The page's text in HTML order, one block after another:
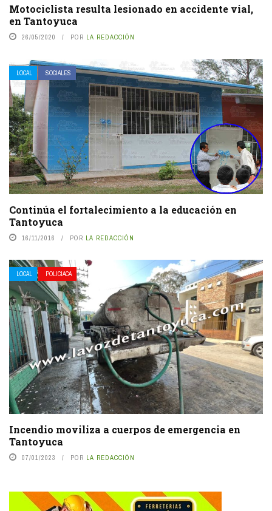
Motociclista resulta lesionado en accidente vial,
en Tantoyuca
26/05/2020 POR LA REDACCIÓN
LOCAL SOCIALES
Continúa el fortalecimiento a la educación en
Tantoyuca
16/11/2016 POR LA REDACCIÓN
LOCAL POLICIACA
Incendio moviliza a cuerpos de emergencia en
Tantoyuca
07/01/2023 POR LA REDACCIÓN